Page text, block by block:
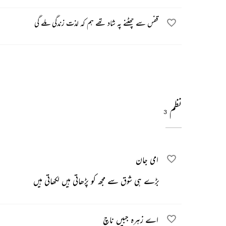
قفس سے چھٹنے پہ شاد تھے ہم کہ لذت زندگی ملے گی
نظم 3
امی جان
بڑے ہی شوق سے مجھ کو پڑھاتی ہیں لکھاتی ہیں
اے زہرہ جبیں ناچ